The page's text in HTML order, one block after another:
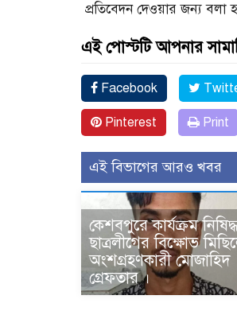
প্রতিবেদন দেওয়ার জন্য বলা
এই পোস্টটি আপনার
Facebook
Pinterest Print
এই বিভাগের আরও খবর
কেশবপুরে কার্যক্রম
ছাত্রলীগের বিক্ষোভ
অংশগ্রহণকারী মোজাহিদ
গ্রেফতার ।